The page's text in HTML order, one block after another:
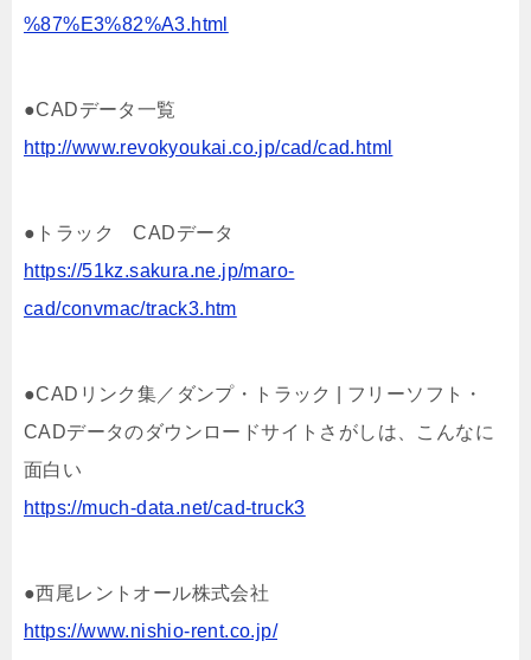
%87%E3%82%A3.html
●CADデータ一覧
http://www.revokyoukai.co.jp/cad/cad.html
●トラック CADデータ
https://51kz.sakura.ne.jp/maro-
cad/convmac/track3.htm
●CADリンク集／ダンプ・トラック | フリーソフト・
CADデータのダウンロードサイトさがしは、こんなに
面白い
https://much-data.net/cad-truck3
●西尾レントオール株式会社
https://www.nishio-rent.co.jp/